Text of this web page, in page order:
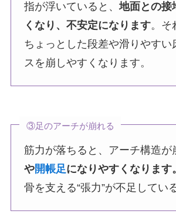
指が浮いていると、地面との接
くなり、不安定になります。そ
ちょっとした段差や滑りやすい
スを崩しやすくなります。
③足のアーチが崩れる
筋力が落ちると、アーチ構造が
や開帳足になりやすくなります
骨を支える“張力”が不足してい